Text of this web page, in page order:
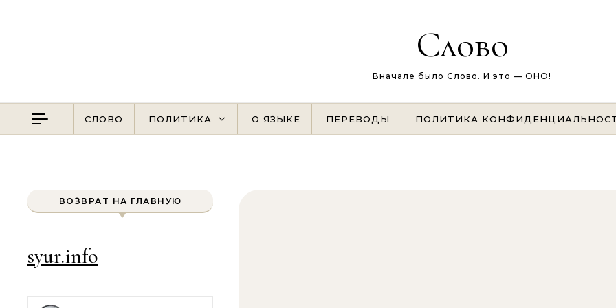
Слово
Вначале было Слово. И это — ОНО!
СЛОВО ПОЛИТИКА О ЯЗЫКЕ ПЕРЕВОДЫ ПОЛИТИКА
ВОЗВРАТ НА ГЛАВНУЮ
syur.info